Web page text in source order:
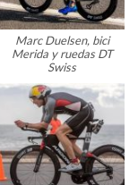
Marc Duelsen, bici
Merida y ruedas DT
Swiss